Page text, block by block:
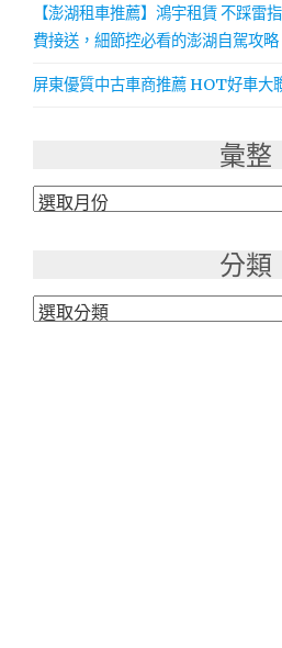
【澎湖租車推薦】鴻宇租賃 不踩雷
費接送，細節控必看的澎湖自駕攻略
屏東優質中古車商推薦 HOT好車大
彙整
彙
分類
分